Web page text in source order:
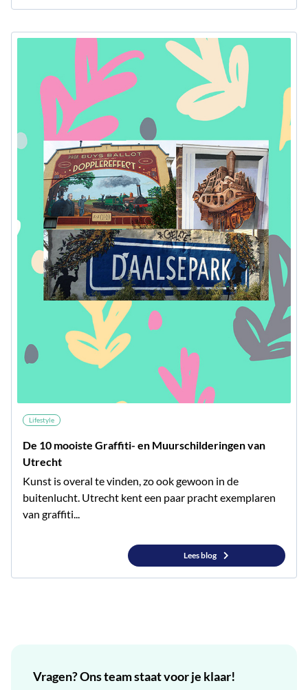
Lifestyle
De 10 mooiste Graffiti- en Muurschilderingen van
Utrecht
Kunst is overal te vinden, zo ook gewoon in de
buitenlucht. Utrecht kent een paar pracht exemplaren
van graffiti...
Lees blog
Vragen? Ons team staat voor je klaar!